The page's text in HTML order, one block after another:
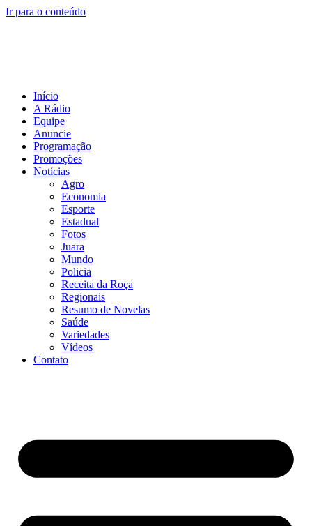
Ir para o conteúdo
Início
A Rádio
Equipe
Anuncie
Programação
Promoções
Notícias
Agro
Economia
Esporte
Estadual
Fotos
Juara
Mundo
Policia
Receita da Roça
Regionais
Resumo de Novelas
Saúde
Variedades
Vídeos
Contato